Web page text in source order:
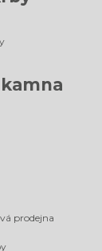
prodejna